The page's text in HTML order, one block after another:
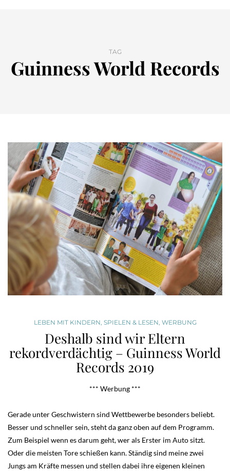
TAG
Guinness World Records
LEBEN MIT KINDERN, SPIELEN & LESEN, WERBUNG
Deshalb sind wir Eltern
rekordverdächtig – Guinness World
Records 2019
*** Werbung ***
Gerade unter Geschwistern sind Wettbewerbe besonders beliebt.
Besser und schneller sein, steht da ganz oben auf dem Programm.
Zum Beispiel wenn es darum geht, wer als Erster im Auto sitzt.
Oder die meisten Tore schießen kann. Ständig sind meine zwei
Jungs am Kräfte messen und stellen dabei ihre eigenen kleinen